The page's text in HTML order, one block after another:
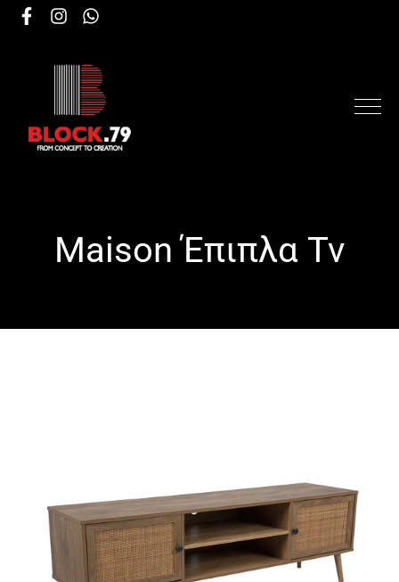
Maison Έπιπλα Tv